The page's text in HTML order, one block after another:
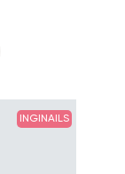
INGINAILS